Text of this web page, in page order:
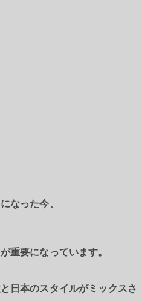
なった今、
重要になっています。
日本のスタイルがミックスさ